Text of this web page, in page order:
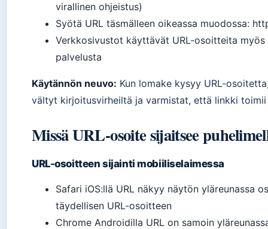
virallinen ohjeistus)
Syötä URL täsmälleen oikeassa muodossa:
Verkkosivustot käyttävät URL-osoitteita
palvelusta
Käytännön neuvo: Kun lomake kysyy URL-
vältyt kirjoitusvirheiltä ja varmistat, että linkki
Missä URL-osoite sijaitsee
URL-osoitteen sijainti mobiiliselaimessa
Safari iOS:llä URL näkyy näytön yläreunassa
täydellisen URL-osoitteen
Chrome Androidilla URL on samoin